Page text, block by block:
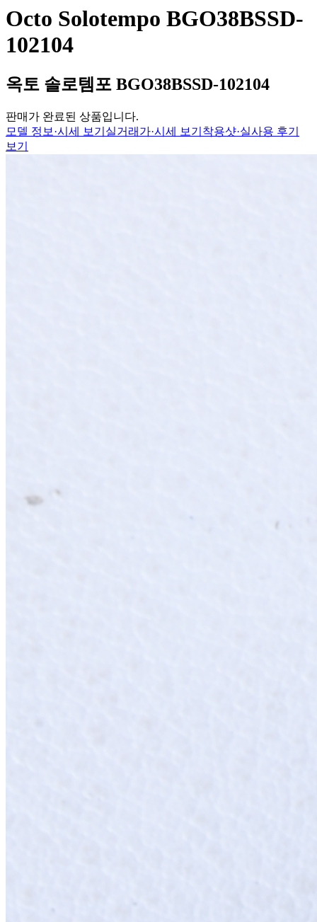
Octo Solotempo BGO38BSSD-
102104
옥토 솔로템포 BGO38BSSD-102104
판매가 완료된 상품입니다.
모델 정보·시세 보기 실거래가·시세 보기 착용샷·실사용 후기
보기